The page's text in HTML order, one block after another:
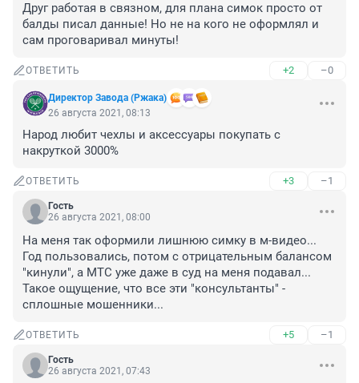
Друг работая в связном, для плана симок просто от
балды писал данные! Но не на кого не оформлял и
сам проговаривал минуты!
ОТВЕТИТЬ +2 –0
Директор Завода (Ржака)
26 августа 2021, 08:13
Народ любит чехлы и аксессуары покупать с
накруткой 3000%
ОТВЕТИТЬ +3 –1
Гость
26 августа 2021, 08:00
На меня так оформили лишнюю симку в м-видео...
Год пользовались, потом с отрицательным балансом
"кинули", а МТС уже даже в суд на меня подавал...
Такое ощущение, что все эти "консультанты" -
сплошные мошенники...
ОТВЕТИТЬ +5 –1
Гость
26 августа 2021, 07:43